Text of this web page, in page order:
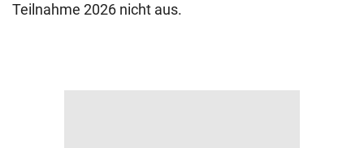
Teilnahme 2026 nicht aus.